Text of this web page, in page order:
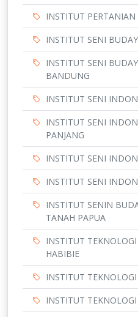
INSTITUT PERTANIAN
INSTITUT SENI
INSTITUT SENI
BANDUNG
INSTITUT SENI
INSTITUT SENI
PANJANG
INSTITUT SENI
INSTITUT SENI
INSTITUT SENIN
TANAH PAPUA
INSTITUT
HABIBIE
INSTITUT
INSTITUT